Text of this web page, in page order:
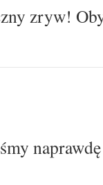
zryw!